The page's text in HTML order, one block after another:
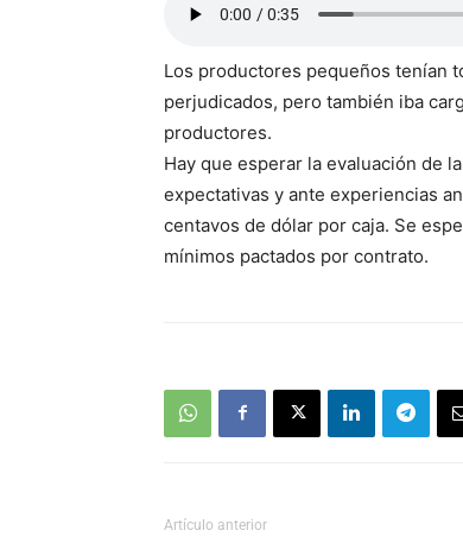
Los productores pequeños tenían
perjudicados, pero también iba
productores.
Hay que esperar la evaluación de
expectativas y ante experiencias
centavos de dólar por caja. Se
mínimos pactados por contrato.
Artículo anterior